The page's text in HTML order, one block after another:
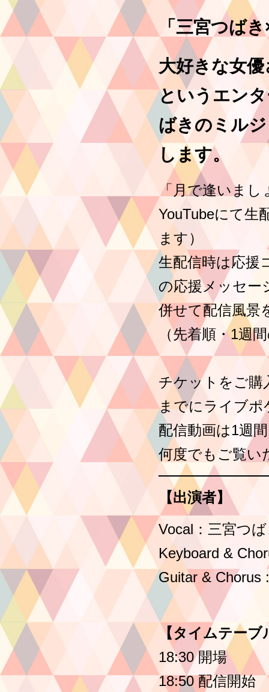
「三宮つば
大好きな女
というエン
ばきのミル
します。
「月で逢いまし
YouTubeにて生
ます）
生配信時は応援
の応援メッセー
併せて配信風景
（先着順・1週
チケットをご購
までにライブポ
配信動画は1週
何度でもご覧い
【出演者】
Vocal：三宮つ
Keyboard &
Guitar & Chorus
【タイムテーブ
18:30 開場
18:50 配信開始